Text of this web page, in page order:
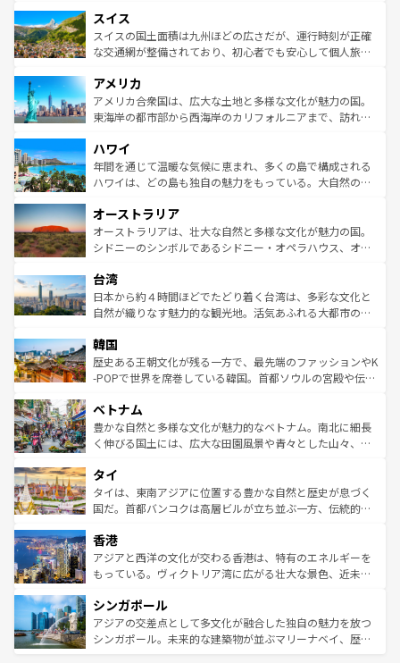
れる地方に足を運ぶとそれぞれで全く異なる文化を体験で
きるだろう。 なお、新着のフランス情報はコンテンツ一覧
を参照してほしい。
は、お酒好きな人にはぜひ体験してほしい。 なお、新着の
ドイツ情報はコンテンツ一覧を参照してほしい。
リアごとに異なる魅力がある。また、優雅なアフタヌーン
ティー、ビール好きにはたまらない英国パブ、サッカー観
戦など、本場だからこそできる体験も豊富。イギリスを旅
ンツ一覧を参照してほしい。
スイス
スイスの国土面積は九州ほどの広さだが、運行時刻が正確
な交通網が整備されており、初心者でも安心して個人旅行
の建物がそのまま残る町や、スイスならではのユニークな
博物館もあり、アルプス観光だけでなく町歩きも満喫する
ことができる。国民の所得が高いため物価も高いが、旅行
ば市内交通費無料で観光を楽しむこともできる。 なお、新
着のスイス情報はコンテンツ一覧 を参照してほしい。
アメリカ
アメリカ合衆国は、広大な土地と多様な文化が魅力の国。
東海岸の都市部から西海岸のカリフォルニアまで、訪れる
のような巨大都市は、観光、ショッピング、エンターテイ
ンメントが詰まった刺激的なスポットだ。一方、アメリカ
西部には大自然が広がり、グランドキャニオンやイエロー
部のニューオーリンズでは、音楽と美食が融合した独特の
文化が魅力。旅行者はアメリカの各地域で異なる魅力を楽
しみながら、その多様性と豊かな歴史を感じることができ
ならではの贅沢な旅のスタイルだ。 なお、新着のアメリカ
情報はコンテンツ一覧を参照してほしい。
ハワイ
年間を通じて温暖な気候に恵まれ、多くの島で構成される
ハワイは、どの島も独自の魅力をもっている。大自然の神
ワイ島は見逃せない。また、定番の観光地といえばオアフ
島だが、静かな自然を求めるならマウイ島やカウアイ島が
おすすめ。エメラルドグリーンに輝く海をはじめ、豊かな
れるおもてなしの心で訪れる人々を迎えてくれるハワイの
人々、おいしいローカルフードやハワイアンミュージッ
ク、伝統的なフラダンスなど、すべてがハワイの魅力を彩
ワイを、存分に味わってほしい。 なお、新着のハワイ情報
はコンテンツ一覧を参照してほしい。
オーストラリア
オーストラリアは、壮大な自然と多様な文化が魅力の国。
シドニーのシンボルであるシドニー・オペラハウス、オー
リアリーフや大陸中央部にそびえるウルル（エアーズロッ
ク）、タスマニアの美しい原生林やケアンズの熱帯雨林な
ど、見どころがたくさん。また、カフェやワイン、オージ
いる。アクティビティも充実しており、サーフィンやダイ
ビング、ハイキングなど、アウトドア好きにはたまらな
い。オーストラリアの多彩な魅力を存分に味わいつくそ
参照してほしい。
台湾
日本から約４時間ほどでたどり着く台湾は、多彩な文化と
自然が織りなす魅力的な観光地。活気あふれる大都市の台
ン）、静ひつな山岳地帯である台湾東部など、都市の喧騒
と山間の静けさが共存しており、訪れる人に新しい発見と
驚きをもたらしてくれる。また、奥深い台湾の食文化も魅
容にもいいと評判のスイーツなど、バラエティ豊かな料理
が味わえる。 なお、新着の台湾情報は コンテンツ一覧を参
照してほしい。
韓国
歴史ある王朝文化が残る一方で、最先端のファッションやK
-POPで世界を席巻している韓国。首都ソウルの宮殿や伝統
き、地方に足を延ばせば四季折々の自然美を楽しむことが
できる。そして、キムチや焼肉、絶品のストリートフード
まで、さまざまな韓国料理が待っている。夜には、韓国な
リティに包まれながら、韓国の多彩な魅力を心ゆくまで味
わってみてほしい。 なお、新着の韓国情報はコンテンツ一
覧を参照してほしい。
ベトナム
豊かな自然と多様な文化が魅力的なベトナム。南北に細長
く伸びる国土には、広大な田園風景や青々とした山々、世
急速な発展と共に伝統が息づく。ハノイの古い町並みやホ
ーチミン市のフランス統治時代の建物も、独特の雰囲気を
醸し出している。また、バラエティの豊かさとおいしさで
とつ。フォーやバインミー、ベトナムコーヒーなどは、ぜ
ひ現地で味わいたい。どの地域を訪れてもあたたかい人々
が旅行者を迎えてくれるので、きっと忘れられない旅にな
参照してほしい。
タイ
タイは、東南アジアに位置する豊かな自然と歴史が息づく
国だ。首都バンコクは高層ビルが立ち並ぶ一方、伝統的な
の活気が交差している。北部ではチェンマイなどの山岳地
帯で自然と触れ合い、南部ではプーケットやクラビの美し
いビーチでリゾート気分を楽しむことができる。タイ料理
激する。気候は一年中温暖で、どの季節にも異なる楽しみ
が待っている。親しみやすいタイの人々、仏教を中心とし
た文化、そして多様な観光資源が、訪れる旅人を魅了し続
香港
アジアと西洋の文化が交わる香港は、特有のエネルギーを
もっている。ヴィクトリア湾に広がる壮大な景色、近未来
み、どこを訪れても感動するはず。観光スポットが密集し
ており、効率よく見どころを回れるのも魅力。息をのむよ
うな絶景から文化的な体験まで、香港を存分に楽しみ尽く
シンガポール
アジアの交差点として多文化が融合した独自の魅力を放つ
シンガポール。未来的な建築物が並ぶマリーナベイ、歴史